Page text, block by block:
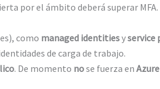
por el ámbito deberá superar
como managed identitiesyservice
de carga de trabajo.
. De momento nose fuerza en